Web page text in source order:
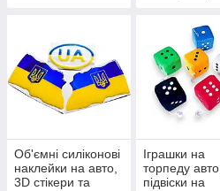
Об'ємні силіконові
наклейки на авто,
3D стікери та
Іграшки на
торпеду авто,
підвіски на